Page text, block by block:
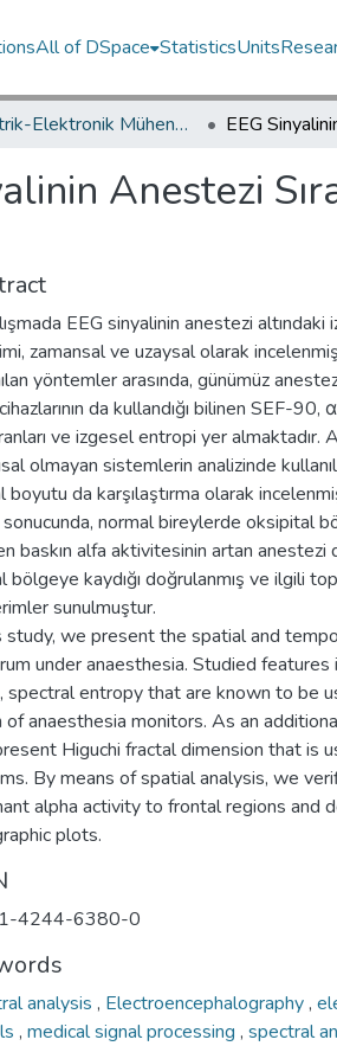
All of DSpace StatisticsUnits
Elektrik-Elektronik Mühendisliği Bölümü / Department of Electrical and Electronics Engineering
Anestezi
EEG sinyalinin anestezi altındaki
zamansal ve uzaysal olarak
yöntemler arasında, günümüz
da kullandığı bilinen SEF-90,
ve izgesel entropi yer almaktadır.
olmayan sistemlerin analizinde
boyutu da karşılaştırma olarak
sonucunda, normal bireylerde oksipital
baskın alfa aktivitesinin artan anestezi
bölgeye kaydığı doğrulanmış ve ilgili
sunulmuştur.
study, we present the spatial and
under anaesthesia. Studied
spectral entropy that are known to be
anaesthesia monitors. As an
Higuchi fractal dimension that is
By means of spatial analysis, we
alpha activity to frontal regions and
plots.
4244-6380-0
analysis , Electroencephalography,
, medical signal processing , spectral